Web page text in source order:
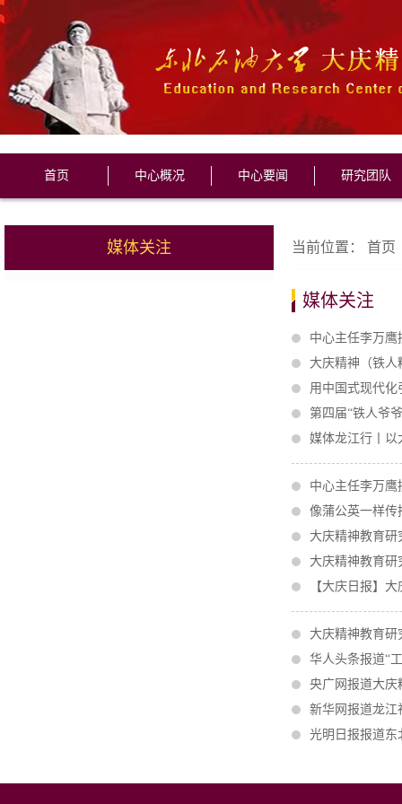
首页 中心概况 中心要闻 研究团队
媒体关注 当前位置： 首页
媒体关注
中心主任李万
大庆精神（铁
用中国式现代
第四届“铁人爷
媒体龙江行丨以
中心主任李万
像蒲公英一样传
大庆精神教育
大庆精神教育
【大庆日报】
大庆精神教育
华人头条报道“
央广网报道大庆
新华网报道龙江
光明日报报道东